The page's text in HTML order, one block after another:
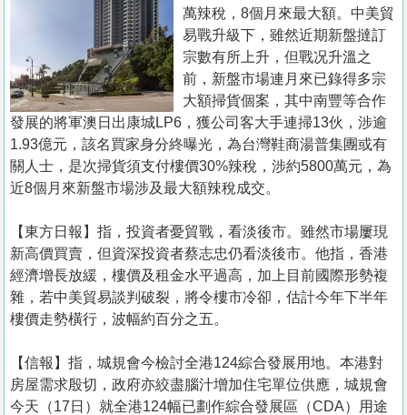
冊
關
於
我
們
萬辣稅，8個月來最大額。中美貿
易戰升級下，雖然近期新盤撻訂
宗數有所上升，但戰况升溫之
前，新盤市場連月來已錄得多宗
大額掃貨個案，其中南豐等合作
發展的將軍澳日出康城LP6，獲公司客大手連掃13伙，涉逾
1.93億元，該名買家身分終曝光，為台灣鞋商湯普集團或有
關人士，是次掃貨須支付樓價30%辣稅，涉約5800萬元，為
近8個月來新盤市場涉及最大額辣稅成交。
【東方日報】指，投資者憂貿戰，看淡後市。雖然市場屢現
新高價買賣，但資深投資者蔡志忠仍看淡後市。他指，香港
經濟增長放緩，樓價及租金水平過高，加上目前國際形勢複
雜，若中美貿易談判破裂，將令樓市冷卻，估計今年下半年
樓價走勢橫行，波幅約百分之五。
【信報】指，城規會今檢討全港124綜合發展用地。本港對
房屋需求殷切，政府亦絞盡腦汁增加住宅單位供應，城規會
今天（17日）就全港124幅已劃作綜合發展區（CDA）用途